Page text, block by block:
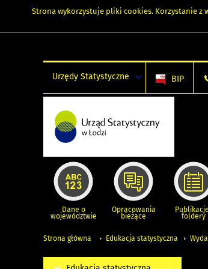
Strona wykorzystuje pliki cookies. Korzystanie z
Urzędy Statystyczne BIP
Dane o
województwie
Opracowania
bieżące foldery
Strona główna Edukacja statystyczna